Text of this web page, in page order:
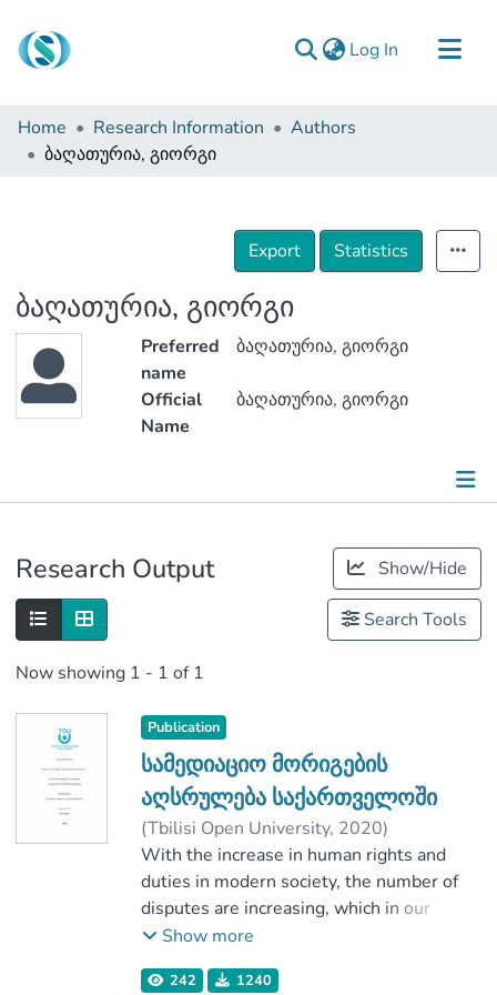
Log In (current)
Communities & Collections
Browse
Home Research Information
Authors
ბაღათურია, გიორგი
Export Statistics
ბაღათურია, გიორგი
Preferred
name
ბაღათურია, გიორგი
Official
Name
ბაღათურია, გიორგი
Research Output Show/Hide
Search Tools
Now showing 1 - 1 of 1
Publication
სამედიაციო მორიგების
აღსრულება საქართველოში
(Tbilisi Open University, 2020)
ბაღათურია, გიორგი
;
წულაძე, ალექსანდრე
;
School of Law
;
Tbilisi Open University
With the increase in human rights and
duties in modern society, the number of
disputes are increasing, which in our
reality leads to a reshuffle of the judiciary.
dispute resolution, which offers litigants a
Show more
242 1240